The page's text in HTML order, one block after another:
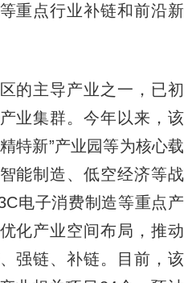
重点行业补链和前沿新
主导产业之一，已初
业集群。今年以来，该
特新”产业园等为核心载
能制造、低空经济等战
电子消费制造等重点产
化产业空间布局，推动
强链、补链。目前，该